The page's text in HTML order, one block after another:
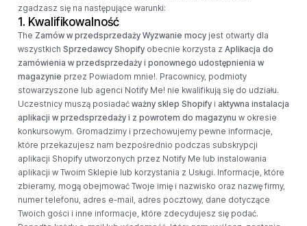
zgadzasz się na następujące warunki:
1. Kwalifikowalność
The Zamów w przedsprzedaży Wyzwanie mocyjest otwarty dla
wszystkich Sprzedawcy Shopifyobecnie korzysta z Aplikacja do
zamówienia w przedsprzedaży i ponownego udostępnienia w
magazynie przez Powiadom mnie!. Pracownicy, podmioty
stowarzyszone lub agenci Notify Me! nie kwalifikują się do udziału.
Uczestnicy muszą posiadać ważny sklep Shopifyi aktywna instalacja
aplikacji w przedsprzedaży i z powrotem do magazynu w okresie
konkursowym. Gromadzimy i przechowujemy pewne informacje,
które przekazujesz nam bezpośrednio podczas subskrypcji
aplikacji Shopify utworzonych przez Notify Me lub instalowania
aplikacji w Twoim Sklepie lub korzystania z Usługi. Informacje, które
zbieramy, mogą obejmować Twoje imię i nazwisko oraz nazwę firmy,
numer telefonu, adres e-mail, adres pocztowy, dane dotyczące
Twoich gości i inne informacje, które zdecydujesz się podać.